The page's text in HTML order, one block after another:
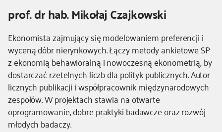
prof. dr hab. Mikołaj Czajkowski
Kierownik
-
dodatkowe
informacje
Ekonomista zajmujący się modelowaniem preferencji i
wyceną dóbr nierynkowych. Łączy metody ankietowe SP
z ekonomią behawioralną i nowoczesną ekonometrią, by
dostarczać rzetelnych liczb dla polityk publicznych. Autor
licznych publikacji i współpracownik międzynarodowych
zespołów. W projektach stawia na otwarte
oprogramowanie, dobre praktyki badawcze oraz rozwój
młodych badaczy.